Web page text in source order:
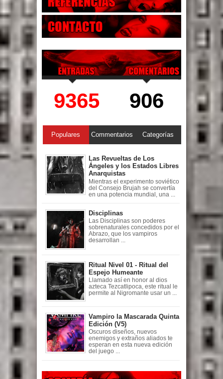
9365 906
Populares Commentarios Categorías
Las Revueltas de Los
Ángeles y los Estados Libres
Anarquistas
Mientras el experimento soviético
del Consejo Brujah se convertía
en una potencia mundial, una ...
Disciplinas
Las Disciplinas son poderes
sobrenaturales concedidos por el
Abrazo, que los vampiros
desarrollan ...
Ritual Nivel 01 - Ritual del
Espejo Humeante
Llamado así en honor al dios
azteca Tezcatlipoca, este ritual le
permite al Nigromante usar un ...
Vampiro la Mascarada Quinta
Edición (V5)
Oscuros diseños, nuevos
enemigos y extraños aliados te
esperan en esta nueva edición
del juego ...